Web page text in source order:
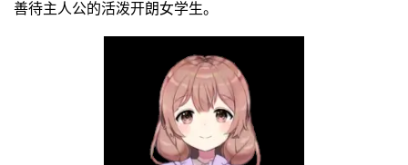
善待主人公的活泼开朗女学生。